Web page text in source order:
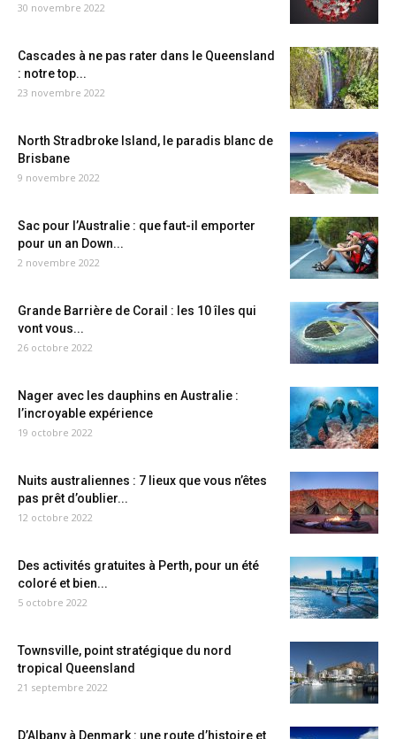
30 novembre 2022
Cascades à ne pas rater dans le Queensland
: notre top...
23 novembre 2022
North Stradbroke Island, le paradis blanc de
Brisbane
9 novembre 2022
Sac pour l’Australie : que faut-il emporter
pour un an Down...
2 novembre 2022
Grande Barrière de Corail : les 10 îles qui
vont vous...
26 octobre 2022
Nager avec les dauphins en Australie :
l’incroyable expérience
19 octobre 2022
Nuits australiennes : 7 lieux que vous n’êtes
pas prêt d’oublier...
12 octobre 2022
Des activités gratuites à Perth, pour un été
coloré et bien...
5 octobre 2022
Townsville, point stratégique du nord
tropical Queensland
21 septembre 2022
D’Albany à Denmark : une route d’histoire et